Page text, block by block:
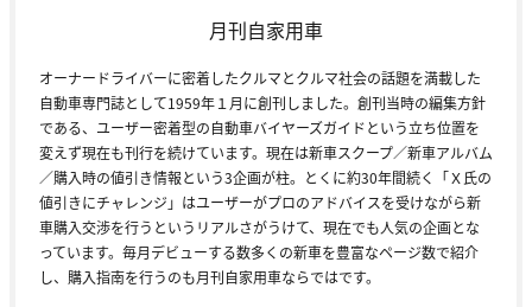
月刊自家用車
オーナードライバーに密着したクルマとクルマ社会の話題を満載した
自動車専門誌として1959年１月に創刊しました。創刊当時の編集方針
である、ユーザー密着型の自動車バイヤーズガイドという立ち位置を
変えず現在も刊行を続けています。現在は新車スクープ／新車アルバム
／購入時の値引き情報という3企画が柱。とくに約30年間続く「Ｘ氏の
値引きにチャレンジ」はユーザーがプロのアドバイスを受けながら新
車購入交渉を行うというリアルさがうけて、現在でも人気の企画とな
っています。毎月デビューする数多くの新車を豊富なページ数で紹介
し、購入指南を行うのも月刊自家用車ならではです。